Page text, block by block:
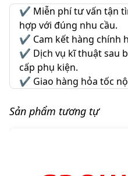
✔️ Miễn phí tư vấn tận
hợp với đúng nhu cầu.
✔️ Cam kết hàng chính
✔️ Dịch vụ kĩ thuật sau
cấp phụ kiện.
✔️ Giao hàng hỏa tốc
Sản phẩm tương tự